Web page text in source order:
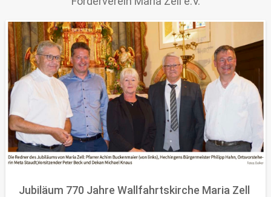
Jubiläum 770 Jahre Wallfahrtskirche Maria Zell